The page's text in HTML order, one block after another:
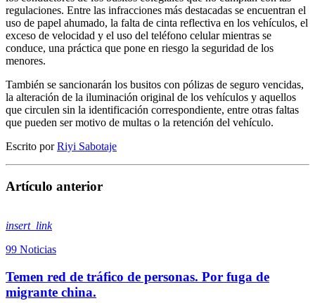
regulaciones. Entre las infracciones más destacadas se encuentran el
uso de papel ahumado, la falta de cinta reflectiva en los vehículos, el
exceso de velocidad y el uso del teléfono celular mientras se
conduce, una práctica que pone en riesgo la seguridad de los
menores.
También se sancionarán los busitos con pólizas de seguro vencidas,
la alteración de la iluminación original de los vehículos y aquellos
que circulen sin la identificación correspondiente, entre otras faltas
que pueden ser motivo de multas o la retención del vehículo.
Escrito porRiyi Sabotaje
Artículo anterior
insert_link
99 Noticias
Temen red de tráfico de personas. Por fuga de
migrante china.